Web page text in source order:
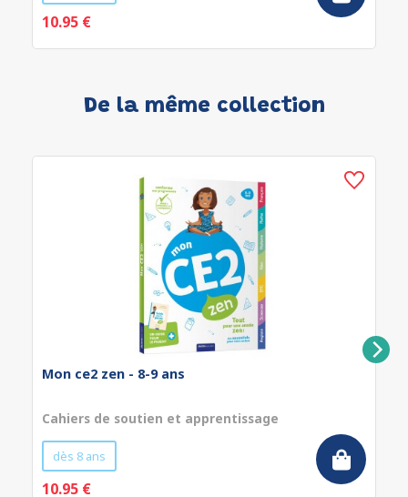
10.95 €
De la même collection
Mon ce2 zen - 8-9 ans
Cahiers de soutien et apprentissage
dès 8 ans
10.95 €